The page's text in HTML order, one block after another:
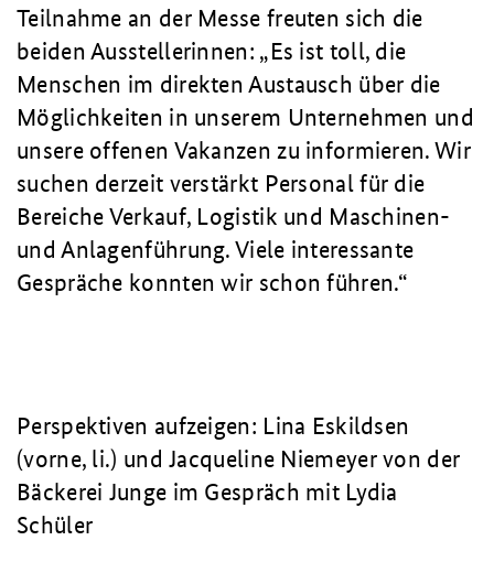
Teilnahme an der Messe freuten sich die
beiden Ausstellerinnen:
Es ist toll, die
Menschen im direkten Austausch über die
Möglichkeiten in unserem Unternehmen und
unsere offenen Vakanzen zu informieren. Wir
suchen derzeit verstärkt Personal für die
Bereiche Verkauf, Logistik und Maschinen-
und Anlagenführung. Viele interessante
Gespräche konnten wir schon führen.
Perspektiven aufzeigen: Lina Eskildsen
(vorne, li.) und Jacqueline Niemeyer von der
Bäckerei Junge im Gespräch mit Lydia
Schüler